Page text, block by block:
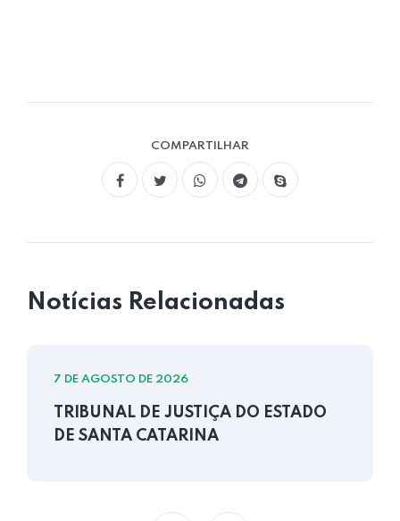
COMPARTILHAR
Notícias Relacionadas
7 DE AGOSTO DE 2026
TRIBUNAL DE JUSTIÇA DO ESTADO
DE SANTA CATARINA